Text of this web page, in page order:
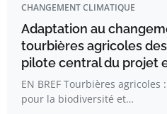
CHANGEMENT CLIMATIQUE
Adaptation au
tourbières agricoles
pilote central du projet
EN BREF Tourbières agricoles
pour la biodiversité et…